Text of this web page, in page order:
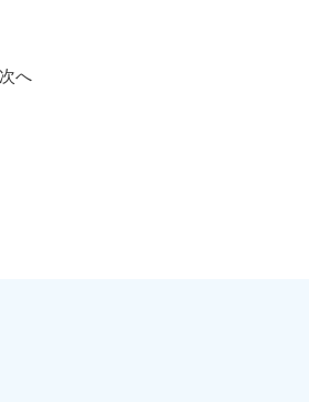
次へ